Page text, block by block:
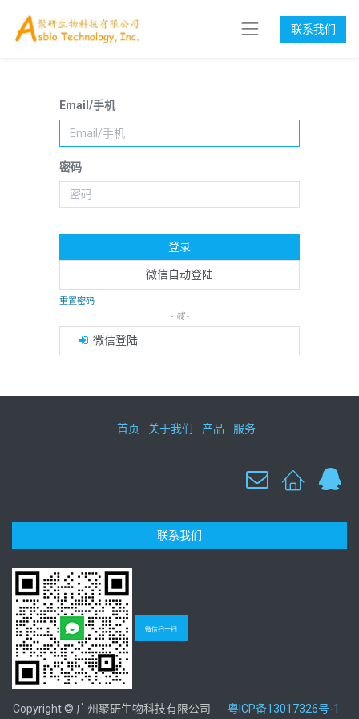
联系我们
Email/手机
密码
登录
微信自动登陆
重置密码
- 或 -
微信登陆
首页 关于我们 产品 服务
联系我们
微信扫一扫
Copyright © 广州聚研生物科技有限公司 粤ICP备13017326号-1